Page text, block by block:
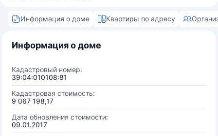
Информация о доме Квартиры по адресу
Информация о доме
Кадастровый номер:
39:04:010108:81
Кадастровая стоимость:
9 067 198,17
Дата обновления стоимости:
09.01.2017